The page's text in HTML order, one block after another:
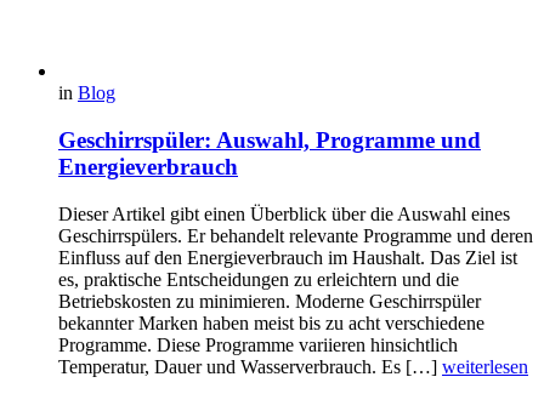
in Blog
Geschirrspüler: Auswahl, Programme und
Energieverbrauch
Dieser Artikel gibt einen Überblick über die Auswahl eines
Geschirrspülers. Er behandelt relevante Programme und deren
Einfluss auf den Energieverbrauch im Haushalt. Das Ziel ist
es, praktische Entscheidungen zu erleichtern und die
Betriebskosten zu minimieren. Moderne Geschirrspüler
bekannter Marken haben meist bis zu acht verschiedene
Programme. Diese Programme variieren hinsichtlich
Temperatur, Dauer und Wasserverbrauch. Es […] weiterlesen